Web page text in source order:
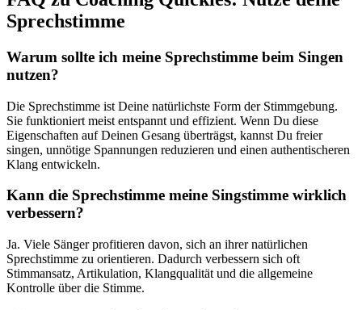
Sprechstimme
Warum sollte ich meine Sprechstimme beim Singen
nutzen?
Die Sprechstimme ist Deine natürlichste Form der Stimmgebung.
Sie funktioniert meist entspannt und effizient. Wenn Du diese
Eigenschaften auf Deinen Gesang überträgst, kannst Du freier
singen, unnötige Spannungen reduzieren und einen authentischeren
Klang entwickeln.
Kann die Sprechstimme meine Singstimme wirklich
verbessern?
Ja. Viele Sänger profitieren davon, sich an ihrer natürlichen
Sprechstimme zu orientieren. Dadurch verbessern sich oft
Stimmansatz, Artikulation, Klangqualität und die allgemeine
Kontrolle über die Stimme.